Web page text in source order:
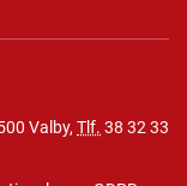
Valby, Tlf. 38 32 33